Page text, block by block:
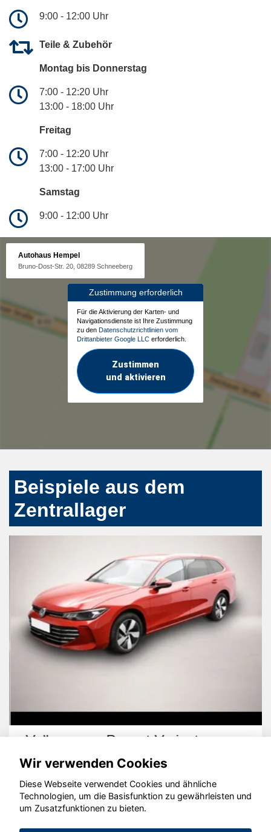
9:00 - 12:00 Uhr
Teile & Zubehör
Montag bis Donnerstag
7:00 - 12:20 Uhr
13:00 - 18:00 Uhr
Freitag
7:00 - 12:20 Uhr
13:00 - 17:00 Uhr
Samstag
9:00 - 12:00 Uhr
Autohaus Hempel
Bruno-Dost-Str. 20, 08289 Schneeberg
Zustimmung erforderlich
Für die Aktivierung der Karten- und
Navigationsdienste ist Ihre Zustimmung
zu den Datenschutzrichtlinien vom
Drittanbieter Google LLC erforderlich.
Zustimmen
und aktivieren
Beispiele aus dem
Zentrallager
Volkswagen Passat Variant
© konjunkturmotor.de GmbH 2020 - 2026
Wir verwenden Cookies
Diese Webseite verwendet Cookies und ähnliche
Technologien, um die Basisfunktion zu gewährleisten und
um Zusatzfunktionen zu bieten.